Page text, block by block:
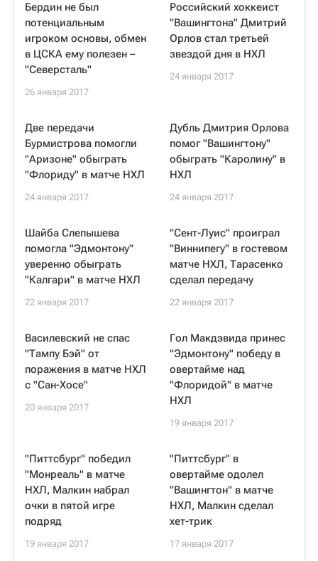
Бердин не был
потенциальным
игроком основы, обмен
в ЦСКА ему полезен –
"Северсталь"
26 января 2017
Российский хоккеист
"Вашингтона" Дмитрий
Орлов стал третьей
звездой дня в НХЛ
24 января 2017
Две передачи
Бурмистрова помогли
"Аризоне" обыграть
"Флориду" в матче НХЛ
24 января 2017
Дубль Дмитрия Орлова
помог "Вашингтону"
обыграть "Каролину" в
НХЛ
24 января 2017
Шайба Слепышева
помогла "Эдмонтону"
уверенно обыграть
"Калгари" в матче НХЛ
22 января 2017
"Сент-Луис" проиграл
"Виннипегу" в гостевом
матче НХЛ, Тарасенко
сделал передачу
22 января 2017
Василевский не спас
"Тампу Бэй" от
поражения в матче НХЛ
с "Сан-Хосе"
20 января 2017
Гол Макдэвида принес
"Эдмонтону" победу в
овертайме над
"Флоридой" в матче
НХЛ
19 января 2017
"Питтсбург" победил
"Монреаль" в матче
НХЛ, Малкин набрал
очки в пятой игре
подряд
19 января 2017
"Питтсбург" в
овертайме одолел
"Вашингтон" в матче
НХЛ, Малкин сделал
хет-трик
17 января 2017